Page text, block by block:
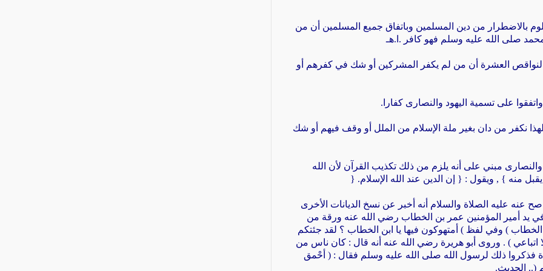
دين المسلمين وباتفاق جميع المسلمين أن من
صلى الله عليه وسلم فهو كافر .ا.هـ
العشرة أن من لم يكفر المشركين أو شك في كفرهم أو
.
نكفر من دان بغير ملة الإسلام من الملل أو وقف فيهم أو شك
مبني على أنه يلزم من ذلك تكذيب القرآن لأن الله
يقبل منه } , ويقول : { إن الدين عند الله الإسلام} .
عنه عليه الصلاة والسلام أنه أخبر عن نسخ الديانات الأخرى
يد أمير المؤمنين عمر بن الخطاب رضي الله عنه ورقة من
الخطاب ) وفي لفظ ( أمتهوكون فيها يا ابن الخطاب ؟ لقد جئتكم
اتباعي ) . وروى أبو هريرة رضي الله عنه أنه قال : كان ناس من
فذكروا ذلك لرسول الله صلى الله عليه وسلم فقال : ( أحْمق
..) الحديث.